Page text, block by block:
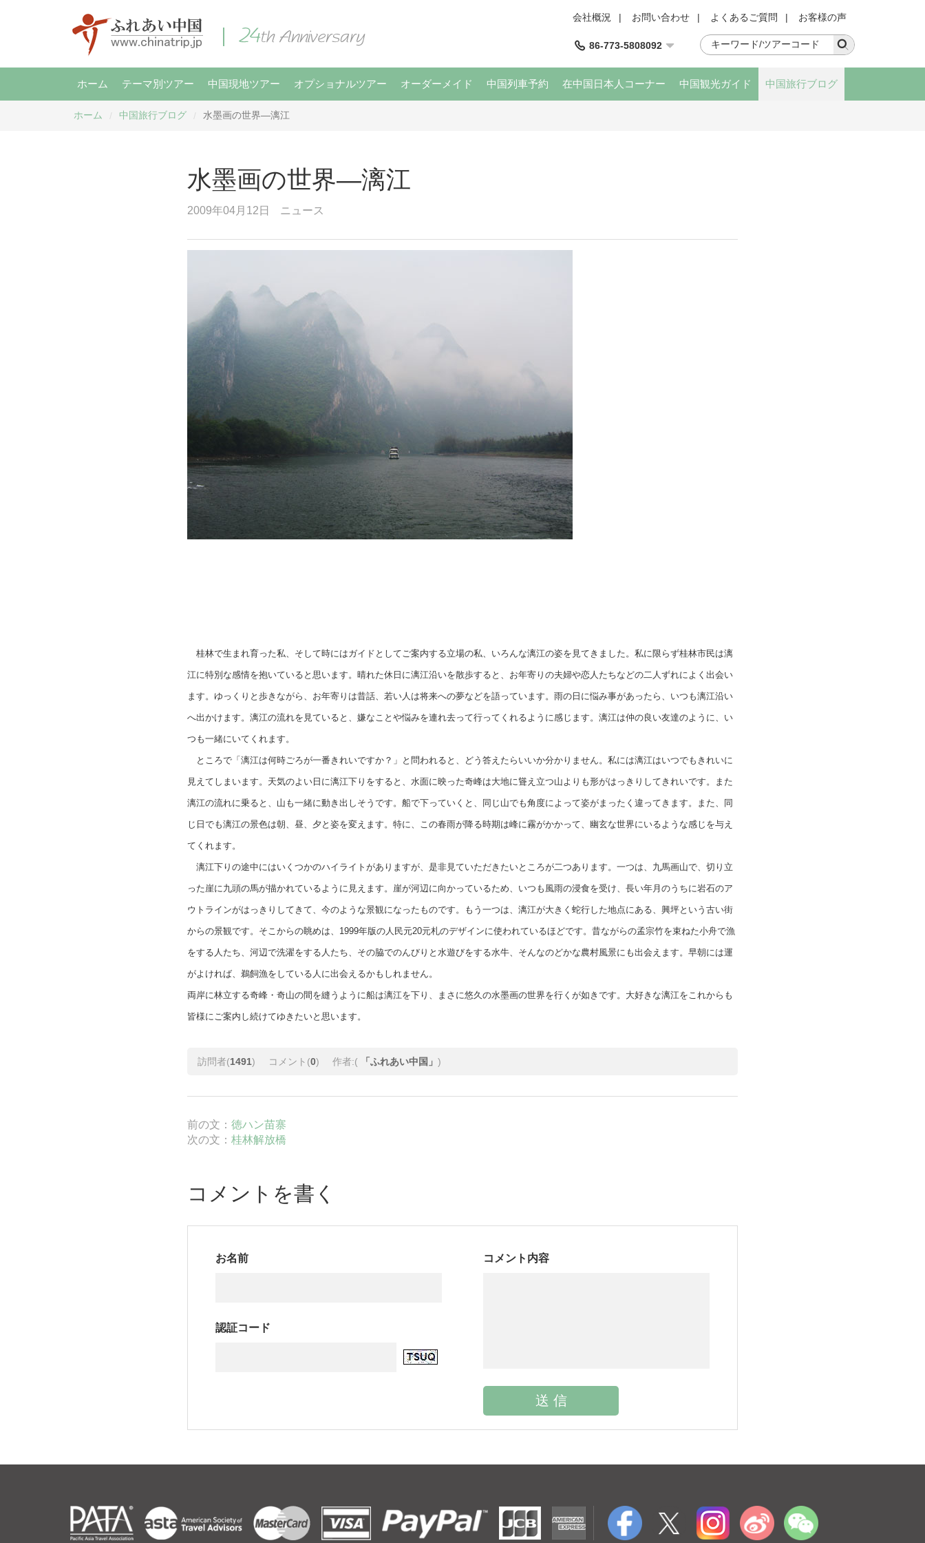
会社概況 | お問い合わせ | よくあるご質問 | お客様の声
86-773-5808092
ホーム テーマ別ツアー 中国現地ツアー オプショナルツアー オーダーメイド 中国列車予約 在中国日本人コーナー 中国観光ガイド 中国旅行ブログ
ホーム 中国旅行ブログ 水墨画の世界―漓江
水墨画の世界―漓江
2009年04月12日 ニュース
桂林で生まれ育った私、そして時にはガイドとしてご案内する立場の私、いろんな漓江の姿を見てきました。私に限らず桂林市民は漓
江に特別な感情を抱いていると思います。晴れた休日に漓江沿いを散歩すると、お年寄りの夫婦や恋人たちなどの二人ずれによく出会い
ます。ゆっくりと歩きながら、お年寄りは昔話、若い人は将来への夢などを語っています。雨の日に悩み事があったら、いつも漓江沿い
へ出かけます。漓江の流れを見ていると、嫌なことや悩みを連れ去って行ってくれるように感じます。漓江は仲の良い友達のように、い
つも一緒にいてくれます。
ところで「漓江は何時ごろが一番きれいですか？」と問われると、どう答えたらいいか分かりません。私には漓江はいつでもきれいに
見えてしまいます。天気のよい日に漓江下りをすると、水面に映った奇峰は大地に聳え立つ山よりも形がはっきりしてきれいです。また
漓江の流れに乗ると、山も一緒に動き出しそうです。船で下っていくと、同じ山でも角度によって姿がまったく違ってきます。また、同
じ日でも漓江の景色は朝、昼、夕と姿を変えます。特に、この春雨が降る時期は峰に霧がかかって、幽玄な世界にいるような感じを与え
てくれます。
漓江下りの途中にはいくつかのハイライトがありますが、是非見ていただきたいところが二つあります。一つは、九馬画山で、切り立
った崖に九頭の馬が描かれているように見えます。崖が河辺に向かっているため、いつも風雨の浸食を受け、長い年月のうちに岩石のア
ウトラインがはっきりしてきて、今のような景観になったものです。もう一つは、漓江が大きく蛇行した地点にある、興坪という古い街
からの景観です。そこからの眺めは、1999年版の人民元20元札のデザインに使われているほどです。昔ながらの孟宗竹を束ねた小舟で漁
をする人たち、河辺で洗濯をする人たち、その脇でのんびりと水遊びをする水牛、そんなのどかな農村風景にも出会えます。早朝には運
がよければ、鵜飼漁をしている人に出会えるかもしれません。
両岸に林立する奇峰・奇山の間を縫うように船は漓江を下り、まさに悠久の水墨画の世界を行くが如きです。大好きな漓江をこれからも
皆様にご案内し続けてゆきたいと思います。
訪問者(1491) コメント(0) 作者:( 「ふれあい中国」 )
前の文： 徳ハン苗寨
次の文： 桂林解放橋
コメントを書く
お名前
認証コード
コメント内容